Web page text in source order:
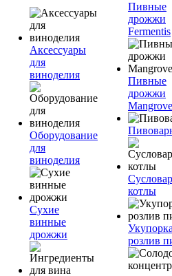
Аксессуары
для
виноделия
Оборудование
для
виноделия
Сухие
винные
дрожжи
Пивные
дрожжи
Fermentis
Пивные
дрожжи
Mangrove
котлы
розлив